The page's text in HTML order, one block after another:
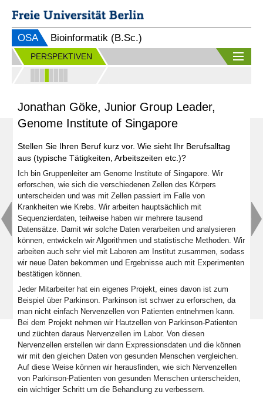
OSA Bioinformatik (B.Sc.)
PERSPEKTIVEN
Jonathan Göke, Junior Group Leader,
Genome Institute of Singapore
Stellen Sie Ihren Beruf kurz vor. Wie sieht Ihr Berufsalltag
aus (typische Tätigkeiten, Arbeitszeiten etc.)?
Ich bin Gruppenleiter am Genome Institute of Singapore. Wir
erforschen, wie sich die verschiedenen Zellen des Körpers
unterscheiden und was mit Zellen passiert im Falle von
Krankheiten wie Krebs. Wir arbeiten hauptsächlich mit
Sequenzierdaten, teilweise haben wir mehrere tausend
Datensätze. Damit wir solche Daten verarbeiten und analysieren
können, entwickeln wir Algorithmen und statistische Methoden. Wir
arbeiten auch sehr viel mit Laboren am Institut zusammen, sodass
wir neue Daten bekommen und Ergebnisse auch mit Experimenten
bestätigen können.
Jeder Mitarbeiter hat ein eigenes Projekt, eines davon ist zum
Beispiel über Parkinson. Parkinson ist schwer zu erforschen, da
man nicht einfach Nervenzellen von Patienten entnehmen kann.
Bei dem Projekt nehmen wir Hautzellen von Parkinson-Patienten
und züchten daraus Nervenzellen im Labor. Von diesen
Nervenzellen erstellen wir dann Expressionsdaten und die können
wir mit den gleichen Daten von gesunden Menschen vergleichen.
Auf diese Weise können wir herausfinden, wie sich Nervenzellen
von Parkinson-Patienten von gesunden Menschen unterscheiden,
ein wichtiger Schritt um die Behandlung zu verbessern.